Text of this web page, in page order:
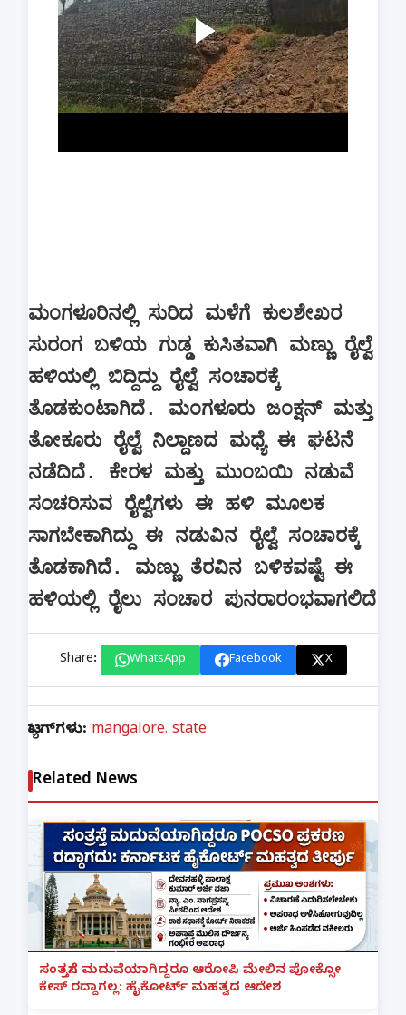
ಮಂಗಳೂರಿನಲ್ಲಿ ಸುರಿದ ಮಳೆಗೆ ಕುಲಶೇಖರ
ಸುರಂಗ ಬಳಿಯ ಗುಡ್ಡ ಕುಸಿತವಾಗಿ ಮಣ್ಣು ರೈಲ್ವೆ
ಹಳಿಯಲ್ಲಿ ಬಿದ್ದಿದ್ದು ರೈಲ್ವೆ ಸಂಚಾರಕ್ಕೆ
ತೊಡಕುಂಟಾಗಿದೆ. ಮಂಗಳೂರು ಜಂಕ್ಷನ್ ಮತ್ತು
ತೋಕೂರು ರೈಲ್ವೆ ನಿಲ್ದಾಣದ ಮಧ್ಯೆ ಈ ಘಟನೆ
ನಡೆದಿದೆ. ಕೇರಳ ಮತ್ತು ಮುಂಬಯಿ ನಡುವೆ
ಸಂಚರಿಸುವ ರೈಲ್ವೆಗಳು ಈ ಹಳಿ ಮೂಲಕ
ಸಾಗಬೇಕಾಗಿದ್ದು ಈ ನಡುವಿನ ರೈಲ್ವೆ ಸಂಚಾರಕ್ಕೆ
ತೊಡಕಾಗಿದೆ. ಮಣ್ಣು ತೆರವಿನ ಬಳಿಕವಷ್ಟೆ ಈ
ಹಳಿಯಲ್ಲಿ ರೈಲು ಸಂಚಾರ ಪುನರಾರಂಭವಾಗಲಿದೆ
Share: WhatsApp Facebook X
ಟ್ಯಾಗ್‌ಗಳು: mangalore. state
Related News
ಸಂತ್ರಸ್ತೆಗೆ ಮದುವೆಯಾಗಿದ್ದರೂ ಆರೋಪಿ ಮೇಲಿನ ಪೋಕ್ಸೋ
ಕೇಸ್ ರದ್ದಾಗಲ್ಲ: ಹೈಕೋರ್ಟ್ ಮಹತ್ವದ ಆದೇಶ